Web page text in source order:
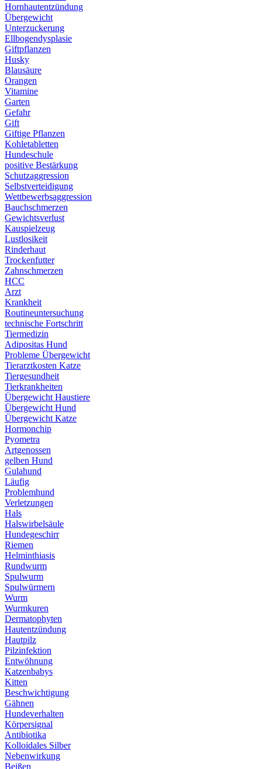
Hornhautentzündung
Übergewicht
Unterzuckerung
Ellbogendysplasie
Giftpflanzen
Husky
Blausäure
Orangen
Vitamine
Garten
Gefahr
Gift
Giftige Pflanzen
Kohletabletten
Hundeschule
positive Bestärkung
Schutzaggression
Selbstverteidigung
Wettbewerbsaggression
Bauchschmerzen
Gewichtsverlust
Kauspielzeug
Lustlosikeit
Rinderhaut
Trockenfutter
Zahnschmerzen
HCC
Arzt
Krankheit
Routineuntersuchung
technische Fortschritt
Tiermedizin
Adipositas Hund
Probleme Übergewicht
Tierarztkosten Katze
Tiergesundheit
Tierkrankheiten
Übergewicht Haustiere
Übergewicht Hund
Übergewicht Katze
Hormonchip
Pyometra
Artgenossen
gelben Hund
Gulahund
Läufig
Problemhund
Verletzungen
Hals
Halswirbelsäule
Hundegeschirr
Riemen
Helminthiasis
Rundwurm
Spulwurm
Spulwürmern
Wurm
Wurmkuren
Dermatophyten
Hautentzündung
Hautpilz
Pilzinfektion
Entwöhnung
Katzenbabys
Kitten
Beschwichtigung
Gähnen
Hundeverhalten
Körpersignal
Antibiotika
Kolloidales Silber
Nebenwirkung
Beißen